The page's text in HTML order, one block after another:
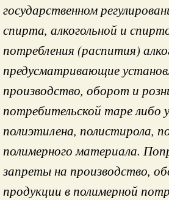
государственном
спирта, алкогольной и
потребления (распития)
предусматривающие
производство, оборот и
потребительской таре либо
полиэтилена, полистирола,
полимерного материала.
запреты на производство,
продукции в полимерной
11 декабря 2020, пятница
предлагает смягчить
выручки
одобрены на заседании кабмина.